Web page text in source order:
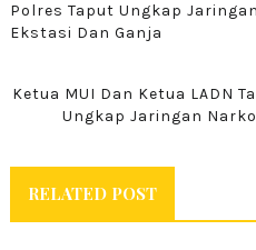
Polres Taput Ungkap
Ekstasi Dan Ganja
Ketua MUI Dan Ketua LADN
Ungkap Jaringan
RELATED POST